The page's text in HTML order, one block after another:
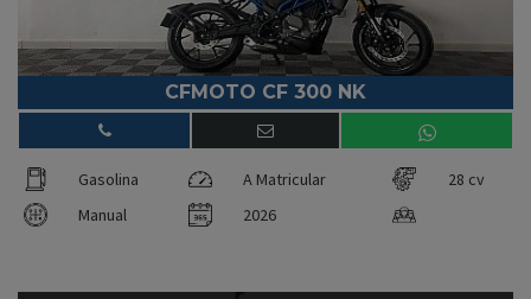
CFMOTO CF 300 NK
Gasolina A Matricular
28 cv
Manual
2026